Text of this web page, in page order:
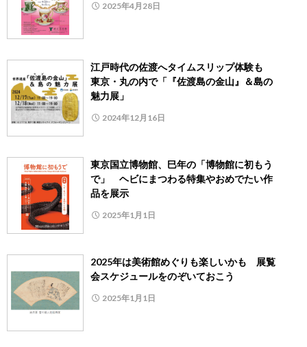
2025年4月28日
江戸時代の佐渡へタイムスリップ体験も
東京・丸の内で「『佐渡島の金山』＆島の
魅力展」
2024年12月16日
東京国立博物館、巳年の「博物館に初もう
で」 ヘビにまつわる特集やおめでたい作
品を展示
2025年1月1日
2025年は美術館めぐりも楽しいかも 展覧
会スケジュールをのぞいておこう
2025年1月1日